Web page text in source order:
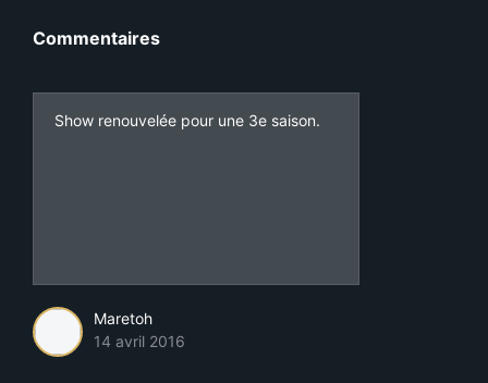
Commentaires
Show renouvelée pour une 3e saison.
Maretoh
14 avril 2016